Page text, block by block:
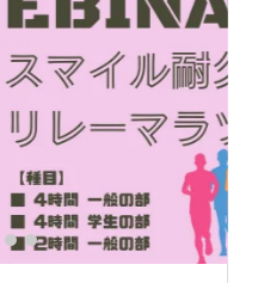
4 5